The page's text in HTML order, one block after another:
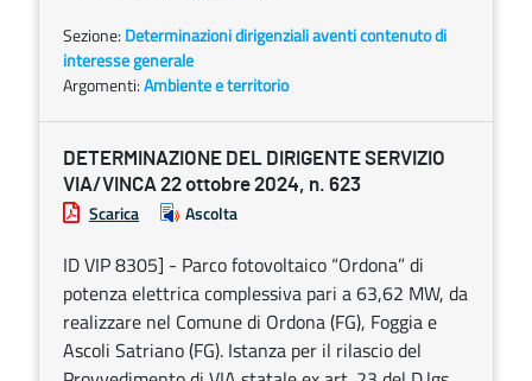
Sezione: Determinazioni dirigenziali aventi contenuto di
interesse generale
Argomenti:Ambiente e territorio
DETERMINAZIONE DEL DIRIGENTE SERVIZIO
VIA/VINCA 22 ottobre 2024, n. 623
Scarica Ascolta
ID VIP 8305] - Parco fotovoltaico “Ordona” di
potenza elettrica complessiva pari a 63,62 MW, da
realizzare nel Comune di Ordona (FG), Foggia e
Ascoli Satriano (FG). Istanza per il rilascio del